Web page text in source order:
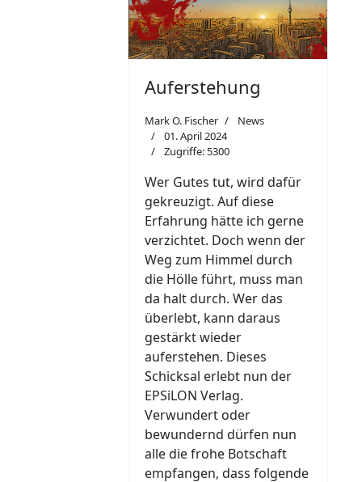
Auferstehung
Mark O. Fischer
News
01. April 2024
Zugriffe: 5300
Wer Gutes tut, wird dafür
gekreuzigt. Auf diese
Erfahrung hätte ich gerne
verzichtet. Doch wenn der
Weg zum Himmel durch
die Hölle führt, muss man
da halt durch. Wer das
überlebt, kann daraus
gestärkt wieder
auferstehen. Dieses
Schicksal erlebt nun der
EPSiLON Verlag.
Verwundert oder
bewundernd dürfen nun
alle die frohe Botschaft
empfangen, dass folgende